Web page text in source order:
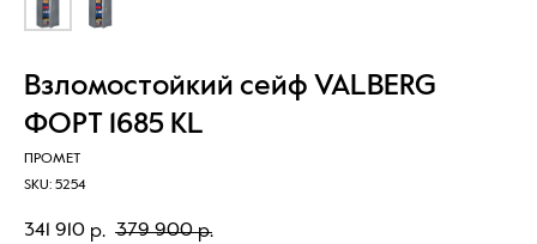
Взломостойкий сейф VALBERG
ФОРТ 1685 KL
ПРОМЕТ
SKU: 5254
341 910 р. 379 900 р.